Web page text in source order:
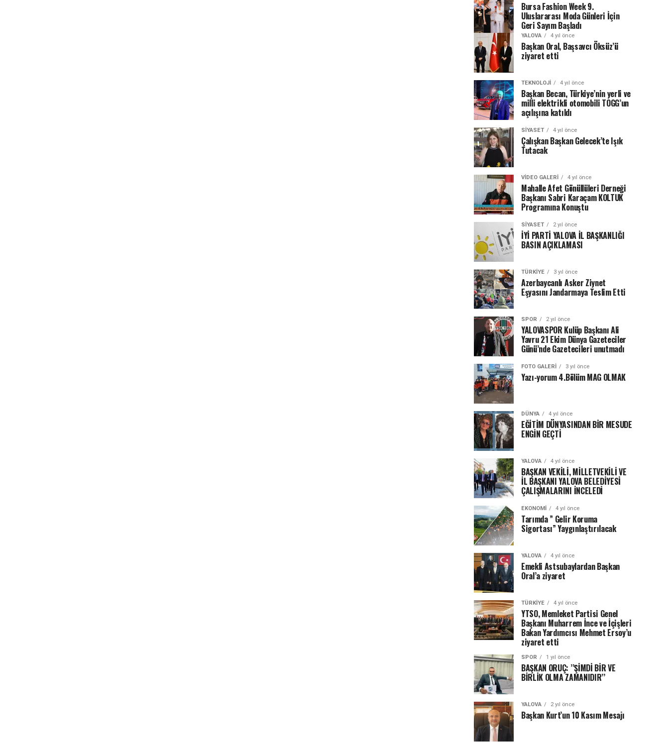
Bursa Fashion Week 9.
Uluslararası Moda Günleri İçin
Geri Sayım Başladı
YALOVA 4 yıl önce
Başkan Oral, Başsavcı Öksüz’ü
ziyaret etti
TEKNOLOJI 4 yıl önce
Başkan Becan, Türkiye’nin yerli ve
milli elektrikli otomobili TOGG’un
açılışına katıldı
SIYASET 4 yıl önce
Çalışkan Başkan Gelecek’te Işık
Tutacak
VIDEO GALERI 4 yıl önce
Mahalle Afet Gönüllüleri Derneği
Başkanı Sabri Karaçam KOLTUK
Programına Konuştu
SIYASET 2 yıl önce
İYİ PARTİ YALOVA İL BAŞKANLIĞI
BASIN AÇIKLAMASI
TÜRKIYE 3 yıl önce
Azerbaycanlı Asker Ziynet
Eşyasını Jandarmaya Teslim Etti
SPOR 2 yıl önce
YALOVASPOR Kulüp Başkanı Ali
Yavru 21 Ekim Dünya Gazeteciler
Günü’nde Gazetecileri unutmadı
FOTO GALERI 3 yıl önce
Yazı-yorum 4.Bölüm MAG OLMAK
DÜNYA 4 yıl önce
EĞİTİM DÜNYASINDAN BİR MESUDE
ENGİN GEÇTİ
YALOVA 4 yıl önce
BAŞKAN VEKİLİ, MİLLETVEKİLİ VE
İL BAŞKANI YALOVA BELEDİYESİ
ÇALIŞMALARINI İNCELEDİ
EKONOMI 4 yıl önce
Tarımda ” Gelir Koruma
Sigortası” Yaygınlaştırılacak
YALOVA 4 yıl önce
Emekli Astsubaylardan Başkan
Oral’a ziyaret
TÜRKIYE 4 yıl önce
YTSO, Memleket Partisi Genel
Başkanı Muharrem İnce ve İçişleri
Bakan Yardımcısı Mehmet Ersoy’u
ziyaret etti
SPOR 1 yıl önce
BAŞKAN ORUÇ: ’’ŞİMDİ BİR VE
BİRLİK OLMA ZAMANIDIR’’
YALOVA 2 yıl önce
Başkan Kurt’un 10 Kasım Mesajı